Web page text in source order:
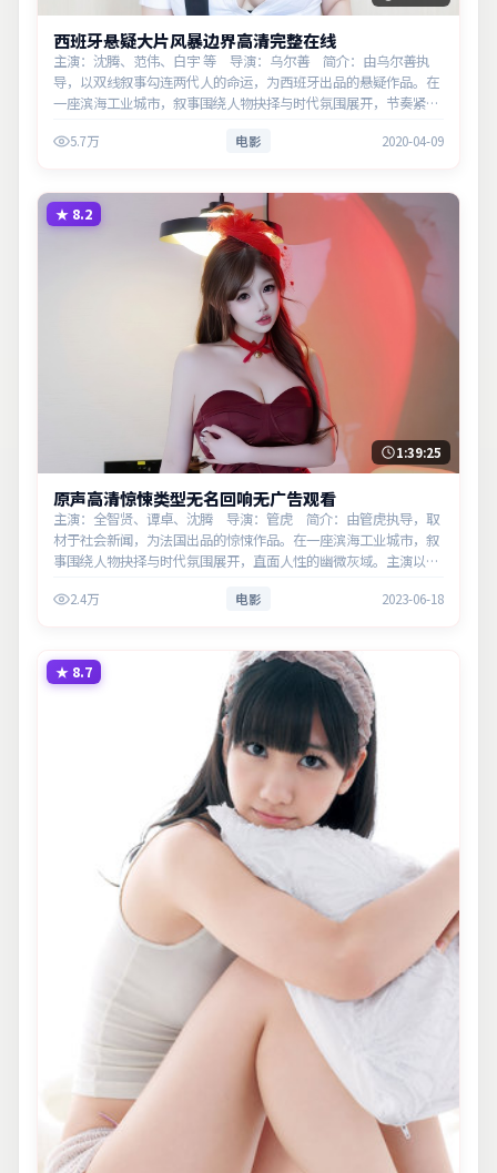
西班牙悬疑大片风暴边界高清完整在线
主演：沈腾、范伟、白宇 等 导演：乌尔善 简介：由乌尔善执
导，以双线叙事勾连两代人的命运，为西班牙出品的悬疑作品。在
一座滨海工业城市，叙事围绕人物抉择与时代氛围展开，节奏紧
意义。
5.7万 电影 2020-04-09
★ 8.2
1:39:25
原声高清惊悚类型无名回响无广告观看
主演：全智贤、谭卓、沈腾 导演：管虎 简介：由管虎执导，取
材于社会新闻，为法国出品的惊悚作品。在一座滨海工业城市，叙
事围绕人物抉择与时代氛围展开，直面人性的幽微灰域。主演以细
2.4万 电影 2023-06-18
★ 8.7